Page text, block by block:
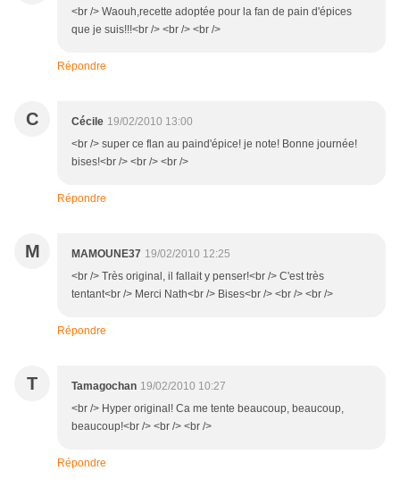
<br /> Waouh,recette adoptée pour la fan de pain d'épices
que je suis!!!<br /> <br /> <br />
Répondre
C Cécile 19/02/2010 13:00
<br /> super ce flan au paind'épice! je note! Bonne journée!
bises!<br /> <br /> <br />
Répondre
M MAMOUNE37 19/02/2010 12:25
<br /> Très original, il fallait y penser!<br /> C'est très
tentant<br /> Merci Nath<br /> Bises<br /> <br /> <br />
Répondre
T Tamagochan 19/02/2010 10:27
<br /> Hyper original! Ca me tente beaucoup, beaucoup,
beaucoup!<br /> <br /> <br />
Répondre